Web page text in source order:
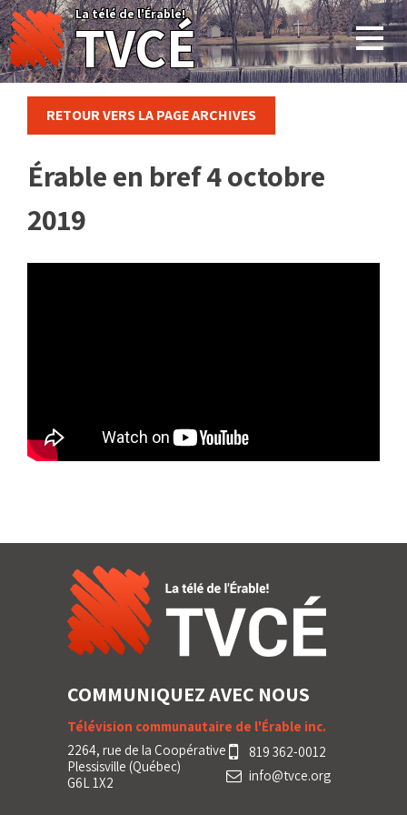
Skip
to
content
La télé de l'Érable!
TVCÉ
RETOUR VERS LA PAGE ARCHIVES
Érable en bref 4 octobre
2019
COMMUNIQUEZ AVEC NOUS
Télévision communautaire de l'Érable inc.
2264, rue de la Coopérative
Plessisville (Québec)
G6L 1X2
819 362-0012
info@tvce.org